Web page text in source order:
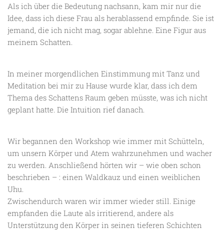
Als ich über die Bedeutung nachsann, kam mir nur die
Idee, dass ich diese Frau als herablassend empfinde. Sie ist
jemand, die ich nicht mag, sogar ablehne. Eine Figur aus
meinem Schatten.
In meiner morgendlichen Einstimmung mit Tanz und
Meditation bei mir zu Hause wurde klar, dass ich dem
Thema des Schattens Raum geben müsste, was ich nicht
geplant hatte. Die Intuition rief danach.
Wir begannen den Workshop wie immer mit Schütteln,
um unsern Körper und Atem wahrzunehmen und wacher
zu werden. Anschließend hörten wir – wie oben schon
beschrieben – : einen Waldkauz und einen weiblichen
Uhu.
Zwischendurch waren wir immer wieder still. Einige
empfanden die Laute als irritierend, andere als
Unterstützung den Körper in seinen tieferen Schichten